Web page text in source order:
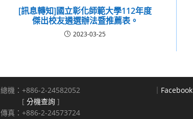
[訊息轉知]國立彰化師範大學112年度
傑出校友遴選辦法暨推薦表。
2023-03-25
總機：+886-2-24582052
[ 分機查詢 ]
傳真：+886-2-24573724
｜ Facebook